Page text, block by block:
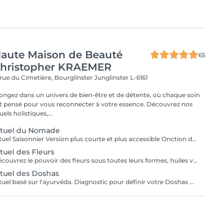
Maison de Beauté
KRAEMER
65
du Cimetière, BourglinsterJunglinster L-6161
dans un univers de bien-être et de détente, où chaque soin
pensé pour vous reconnecter à votre essence. Découvrez nos
holistiques,...
du Nomade
Rituel Saisonnier Version plus courte et plus accessible Onction d'huile d'aloès-vera-argan-dattier, gommage aux pépins de fraise et poudre d'ananas, cataplasme au rhassoul, bain de vapeur citron vert-menthe, shampooing citron vert-lavande-ylang-ylang, masque Néroli-ciste ladanifère-menthe avec massage de la tête, cascade, pulvérisation faciale hydrolat de fleur d'oranger
des Fleurs
Découvrez le pouvoir des fleurs sous toutes leurs formes, huiles végétales, essentielles, infusions etc Un moment de poésie, qui vous laissera sans voix.. Véritable moment de relaxation complète. Sauna infrarouge, Massage shiatsu, bol d'air jacquier, douche. Onction d'huiles précieuses, hammam crânien, facial et respiratoire, bains rythmés avec méditation guidée, exercices de sophrologie, shampooing, pose de masque et massage crânien, rituel de la cascade, rinçage à l'infusion de plantes et pulvérisation faciale aux hydrolats qui clôturent le soin. Ne comprend pas le séchage des cheveux.
des Doshas
Rituel basé sur l'ayurvéda. Diagnostic pour définir votre Doshas dominant afin de le rééquilibrer En plus des rituels complets -Diagnostic -Application d'huiles chaudes -Application cataplasmes ayurvédiques (cuir chevelu & cheveux)